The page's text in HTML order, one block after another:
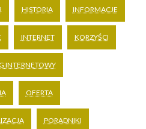
HISTORIA INFORMACJE
INTERNET KORZYŚCI
INTERNETOWY
OFERTA
PORADNIKI